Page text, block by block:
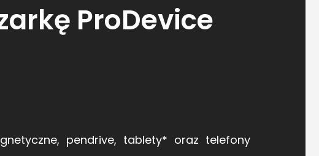
ProDevice
pendrive, tablety* oraz telefony